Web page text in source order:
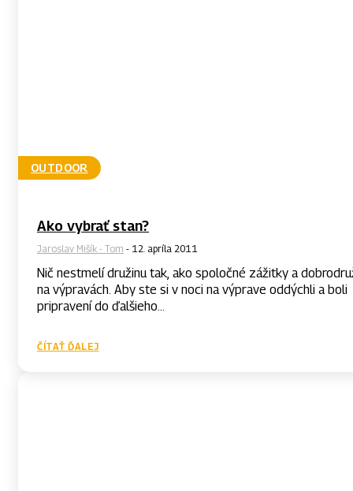
OUTDOOR
Ako vybrať stan?
Jaroslav Mišík - Tom - 12. apríla 2011
Nič nestmelí družinu tak, ako spoločné zážitky a
na výpravách. Aby ste si v noci na výprave oddýchli a boli
pripravení do ďalšieho...
ČÍTAŤ ĎALEJ